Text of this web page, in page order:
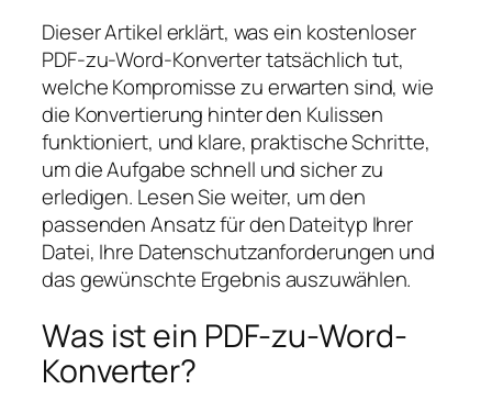
Dieser Artikel erklärt, was ein kostenloser
PDF-zu-Word-Konverter tatsächlich tut,
welche Kompromisse zu erwarten sind, wie
die Konvertierung hinter den Kulissen
funktioniert, und klare, praktische Schritte,
um die Aufgabe schnell und sicher zu
erledigen. Lesen Sie weiter, um den
passenden Ansatz für den Dateityp Ihrer
Datei, Ihre Datenschutzanforderungen und
das gewünschte Ergebnis auszuwählen.
Was ist ein PDF-zu-Word-
Konverter?